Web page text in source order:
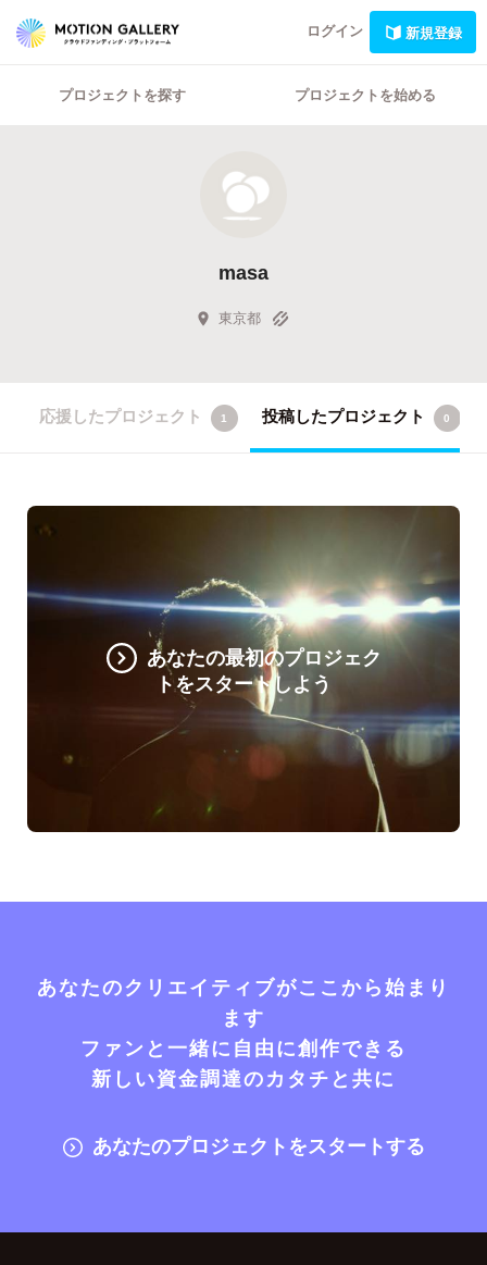
ログイン 新規登録
プロジェクトを探す プロジェクトを始める
masa
東京都
応援したプロジェクト 1 投稿したプロジェクト 0
あなたの最初のプロジェク
トをスタートしよう
あなたのクリエイティブがここから始まり
ます
ファンと一緒に自由に創作できる
新しい資金調達のカタチと共に
あなたのプロジェクトをスタートする